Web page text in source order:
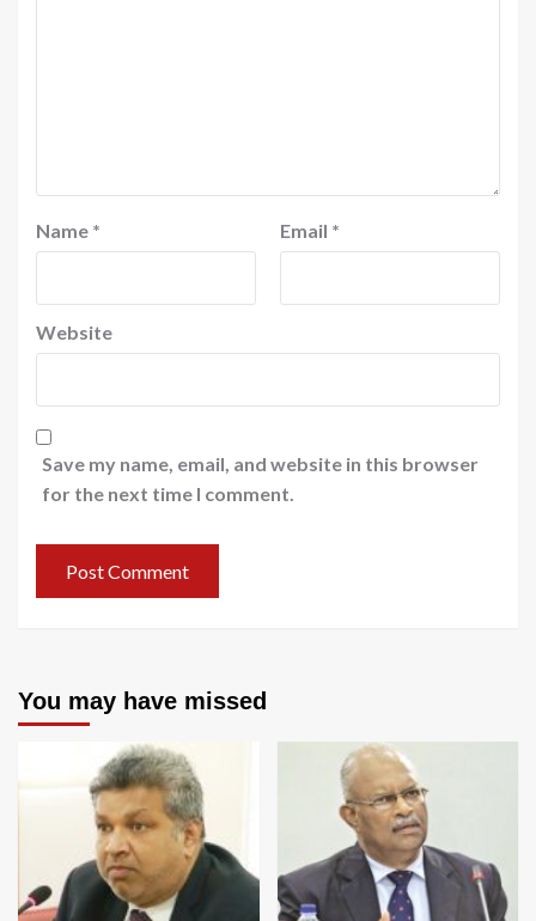
Name * Email *
Website
Save my name, email, and website in this browser
for the next time I comment.
You may have missed